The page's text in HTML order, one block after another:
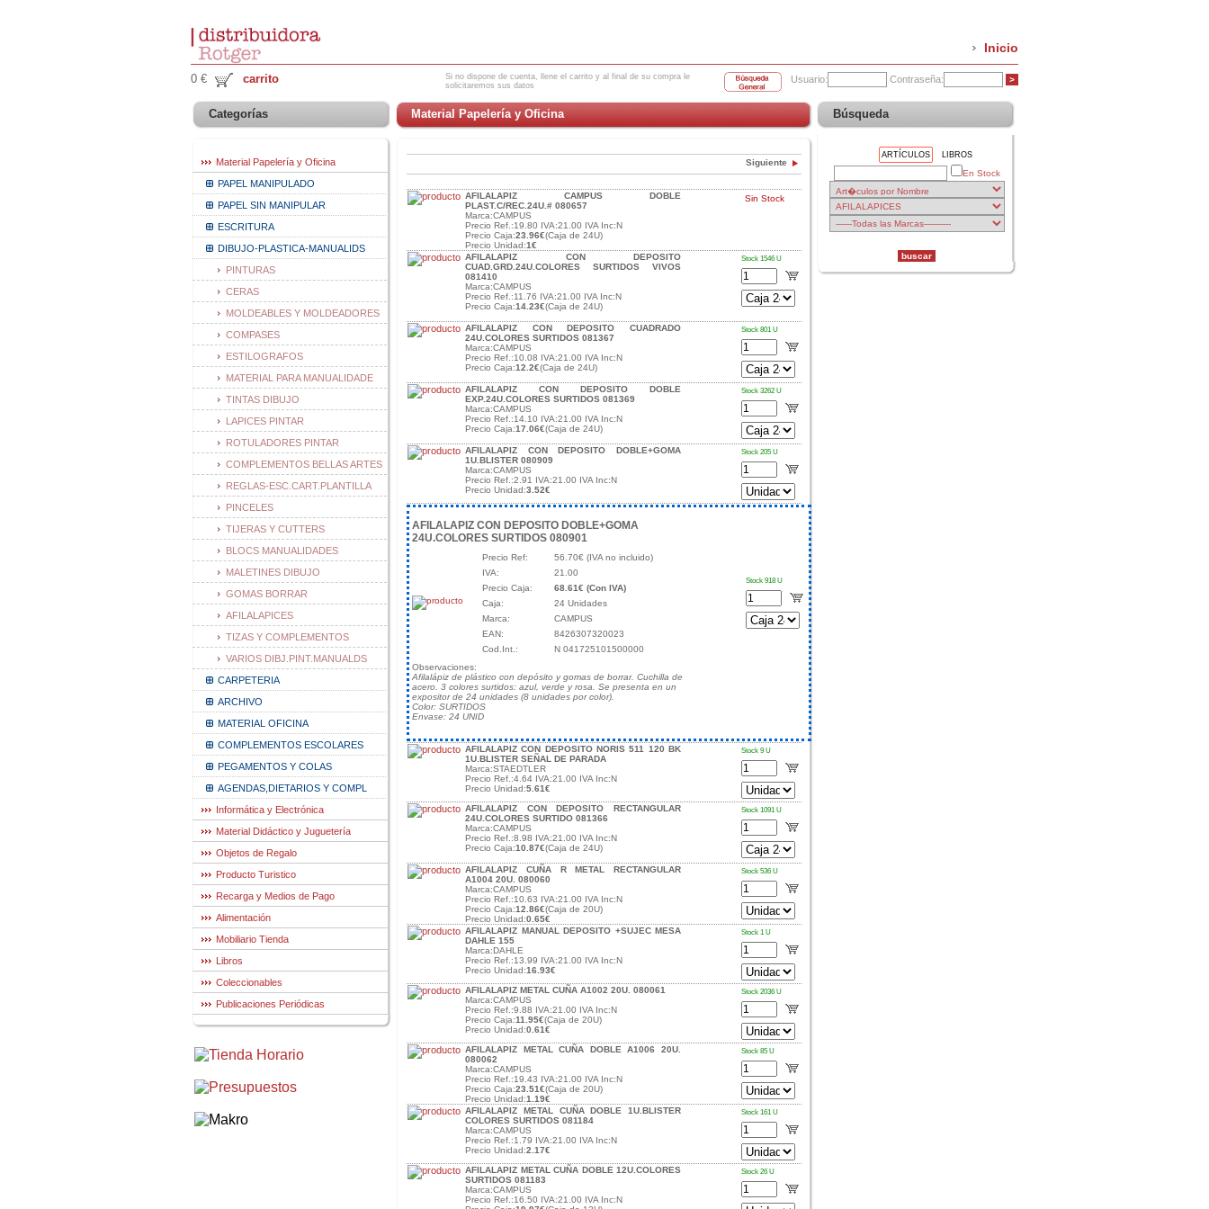
Inicio
0 € carrito Usuario: Contraseña:
Si no dispone de cuenta, llene el carrito y al final de su compra le
solicitaremos sus datos
Categorías
Material Papelería y Oficina
PAPEL MANIPULADO
PAPEL SIN MANIPULAR
ESCRITURA
DIBUJO-PLASTICA-MANUALIDS
PINTURAS
CERAS
MOLDEABLES Y MOLDEADORES
COMPASES
ESTILOGRAFOS
MATERIAL PARA MANUALIDADE
TINTAS DIBUJO
LAPICES PINTAR
ROTULADORES PINTAR
COMPLEMENTOS BELLAS ARTES
REGLAS-ESC.CART.PLANTILLA
PINCELES
TIJERAS Y CUTTERS
BLOCS MANUALIDADES
MALETINES DIBUJO
GOMAS BORRAR
AFILALAPICES
TIZAS Y COMPLEMENTOS
VARIOS DIBJ.PINT.MANUALDS
CARPETERIA
ARCHIVO
MATERIAL OFICINA
COMPLEMENTOS ESCOLARES
PEGAMENTOS Y COLAS
AGENDAS,DIETARIOS Y COMPL
Informática y Electrónica
Material Didáctico y Juguetería
Objetos de Regalo
Producto Turistico
Recarga y Medios de Pago
Alimentación
Mobiliario Tienda
Libros
Coleccionables
Publicaciones Periódicas
Material Papelería y Oficina
Siguiente
AFILALAPIZ CAMPUS DOBLE
PLAST.C/REC.24U.# 080657
Marca:CAMPUS
Precio Ref.:19.80 IVA:21.00 IVA Inc:N
Precio Caja:23.96€(Caja de 24U)
Precio Unidad:1€
Sin Stock
AFILALAPIZ CON DEPOSITO
CUAD.GRD.24U.COLORES SURTIDOS VIVOS
081410
Marca:CAMPUS
Precio Ref.:11.76 IVA:21.00 IVA Inc:N
Precio Caja:14.23€(Caja de 24U)
Stock 1546 U
AFILALAPIZ CON DEPOSITO CUADRADO
24U.COLORES SURTIDOS 081367
Marca:CAMPUS
Precio Ref.:10.08 IVA:21.00 IVA Inc:N
Precio Caja:12.2€(Caja de 24U)
Stock 801 U
AFILALAPIZ CON DEPOSITO DOBLE
EXP.24U.COLORES SURTIDOS 081369
Marca:CAMPUS
Precio Ref.:14.10 IVA:21.00 IVA Inc:N
Precio Caja:17.06€(Caja de 24U)
Stock 3262 U
AFILALAPIZ CON DEPOSITO DOBLE+GOMA
1U.BLISTER 080909
Marca:CAMPUS
Precio Ref.:2.91 IVA:21.00 IVA Inc:N
Precio Unidad:3.52€
Stock 205 U
AFILALAPIZ CON DEPOSITO DOBLE+GOMA
24U.COLORES SURTIDOS 080901
Precio Ref:
56.70€ (IVA no incluido)
IVA:
21.00
Precio Caja:
68.61€ (Con IVA)
Caja:
24 Unidades
Marca:
CAMPUS
EAN:
8426307320023
Cod.Int.:
N 041725101500000
Stock 918 U
Observaciones:
Afilalápiz de plástico con depósito y gomas de borrar. Cuchilla de
acero. 3 colores surtidos: azul, verde y rosa. Se presenta en un
expositor de 24 unidades (8 unidades por color).
Color: SURTIDOS
Envase: 24 UNID
AFILALAPIZ CON DEPOSITO NORIS 511 120 BK
1U.BLISTER SEÑAL DE PARADA
Marca:STAEDTLER
Precio Ref.:4.64 IVA:21.00 IVA Inc:N
Precio Unidad:5.61€
Stock 9 U
AFILALAPIZ CON DEPOSITO RECTANGULAR
24U.COLORES SURTIDO 081366
Marca:CAMPUS
Precio Ref.:8.98 IVA:21.00 IVA Inc:N
Precio Caja:10.87€(Caja de 24U)
Stock 1091 U
AFILALAPIZ CUÑA R METAL RECTANGULAR
A1004 20U. 080060
Marca:CAMPUS
Precio Ref.:10.63 IVA:21.00 IVA Inc:N
Precio Caja:12.86€(Caja de 20U)
Precio Unidad:0.65€
Stock 536 U
AFILALAPIZ MANUAL DEPOSITO +SUJEC MESA
DAHLE 155
Marca:DAHLE
Precio Ref.:13.99 IVA:21.00 IVA Inc:N
Precio Unidad:16.93€
Stock 1 U
AFILALAPIZ METAL CUÑA A1002 20U. 080061
Marca:CAMPUS
Precio Ref.:9.88 IVA:21.00 IVA Inc:N
Precio Caja:11.95€(Caja de 20U)
Precio Unidad:0.61€
Stock 2036 U
AFILALAPIZ METAL CUÑA DOBLE A1006 20U.
080062
Marca:CAMPUS
Precio Ref.:19.43 IVA:21.00 IVA Inc:N
Precio Caja:23.51€(Caja de 20U)
Precio Unidad:1.19€
Stock 85 U
AFILALAPIZ METAL CUÑA DOBLE 1U.BLISTER
COLORES SURTIDOS 081184
Marca:CAMPUS
Precio Ref.:1.79 IVA:21.00 IVA Inc:N
Precio Unidad:2.17€
Stock 161 U
AFILALAPIZ METAL CUÑA DOBLE 12U.COLORES
SURTIDOS 081183
Marca:CAMPUS
Precio Ref.:16.50 IVA:21.00 IVA Inc:N
Stock 26 U
Búsqueda
ARTÍCULOS LIBROS
En Stock